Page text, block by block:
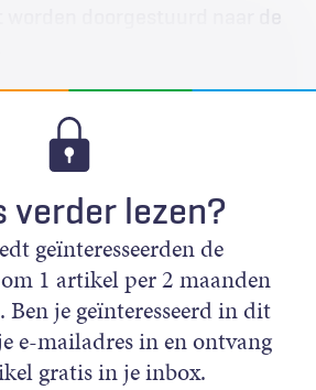
doorgestuurd naar de
verder lezen?
geïnteresseerden de
1 artikel per 2 maanden
Ben je geïnteresseerd in dit
e-mailadres in en ontvang
gratis in je inbox.